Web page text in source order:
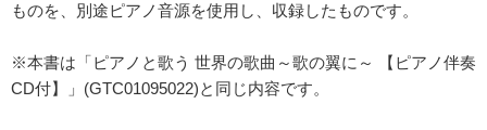
ものを、別途ピアノ音源を使用し、収録したものです。
※本書は「ピアノと歌う 世界の歌曲～歌の翼に～ 【ピアノ伴奏
CD付】」(GTC01095022)と同じ内容です。